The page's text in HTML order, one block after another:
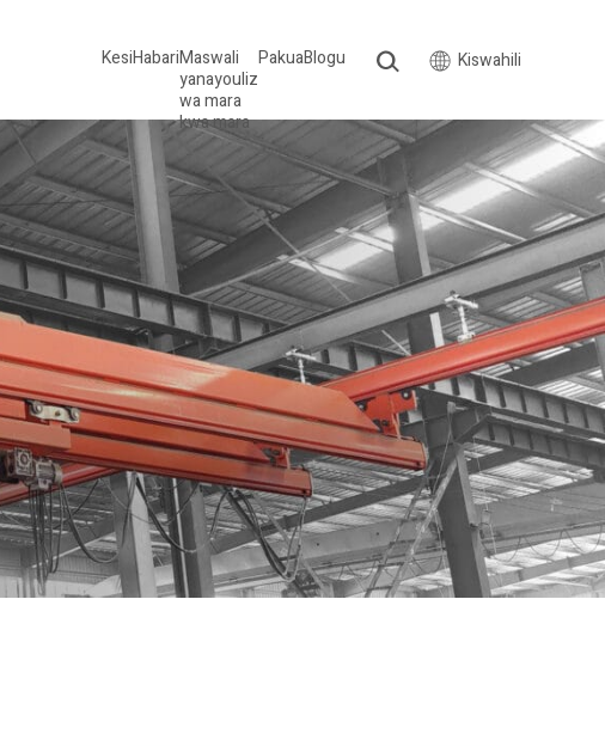
KesiHabariMaswali
yanayouliz
wa mara
kwa mara
PakuaBlogu Kiswahili